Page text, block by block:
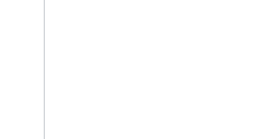
Ansichten
Nachdem Sie die
Entscheidungen